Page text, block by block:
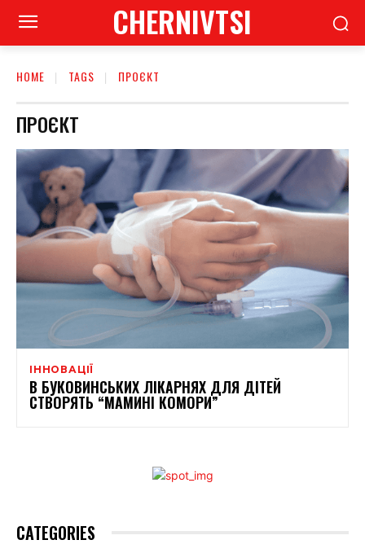
CHERNIVTSI
HOME TAGS ПРОЄКТ
ПРОЄКТ
ІННОВАЦІЇ
В БУКОВИНСЬКИХ ЛІКАРНЯХ ДЛЯ ДІТЕЙ
СТВОРЯТЬ “МАМИНІ КОМОРИ”
CATEGORIES